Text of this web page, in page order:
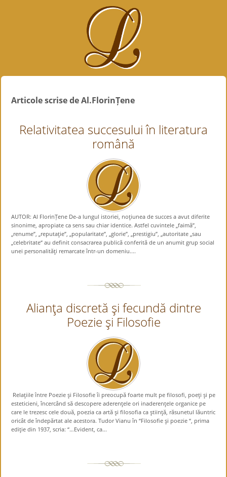
Articole scrise de Al.FlorinȚene
Relativitatea succesului în literatura
română
AUTOR: Al FlorinȚene De-a lungul istoriei, noţiunea de succes a avut diferite
sinonime, apropiate ca sens sau chiar identice. Astfel cuvintele „faimă”,
„renume”, „reputaţie”, „popularitate”, „glorie”, „prestigiu”, „autoritate „sau
„celebritate“ au definit consacrarea publică conferită de un anumit grup social
unei personalităţi remarcate într-un domeniu....
Alianţa discretă şi fecundă dintre
Poezie şi Filosofie
Relaţiile între Poezie şi Filosofie îi preocupă foarte mult pe filosofi, poeţi şi pe
esteticieni, încercând să descopere aderenţele ori inaderenţele organice pe
care le trezesc cele două, poezia ca artă şi filosofia ca ştiinţă, răsunetul lăuntric
oricât de îndepărtat ale acestora. Tudor Vianu în “Filosofie şi poezie “, prima
ediţie din 1937, scria: “…Evident, ca...